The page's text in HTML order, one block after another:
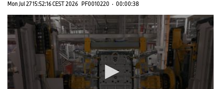
Mon Jul 27 15:52:16 CEST 2026 PF0010220 · 00:00:38